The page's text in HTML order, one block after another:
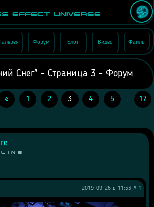
Effect Universe
Галерея Форум Блог Видео Файлы
Снег" - Страница 3 - Форум
« 1 2 3 4 5 … 17
2019-09-26 в 11:53 # 1